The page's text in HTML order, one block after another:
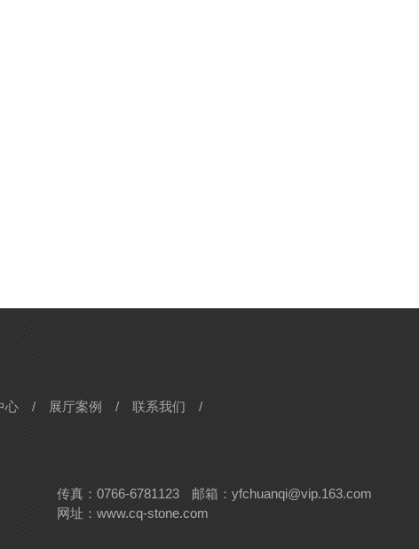
心 / 展厅案例 / 联系我们 /
传真：0766-6781123
邮箱：yfchuanqi@vip.163.com
网址：www.cq-stone.com